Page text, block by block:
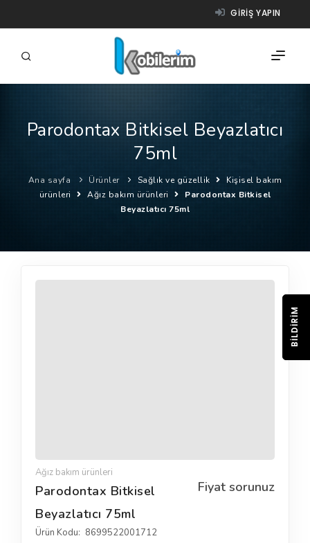
GIRIŞ YAPIN
FIRMALAR
ÜRÜNLER
NASIL ÇALIŞIR?
YARDIM
Parodontax Bitkisel Beyazlatıcı
75ml
Ana sayfa Ürünler Sağlık ve güzellik
Kişisel bakım
ürünleri
Ağız bakım ürünleri
Parodontax Bitkisel
Beyazlatıcı 75ml
Ağız bakım ürünleri
Fiyat sorunuz
Parodontax Bitkisel
Beyazlatıcı 75ml
Ürün Kodu: 8699522001712
BILDIRIM